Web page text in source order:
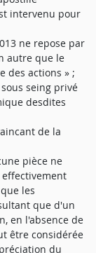
intervenu pour
ne repose par
autre que le
des actions » ;
seing privé
desdites
de la
pièce ne
les
que d'un
en l'absence de
être considérée
du